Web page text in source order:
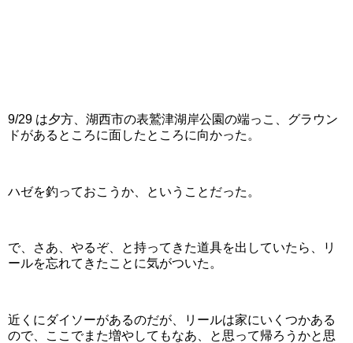
9/29 は夕方、湖西市の表鷲津湖岸公園の端っこ、グラウン
ドがあるところに面したところに向かった。
ハゼを釣っておこうか、ということだった。
で、さあ、やるぞ、と持ってきた道具を出していたら、リ
ールを忘れてきたことに気がついた。
近くにダイソーがあるのだが、リールは家にいくつかある
ので、ここでまた増やしてもなあ、と思って帰ろうかと思